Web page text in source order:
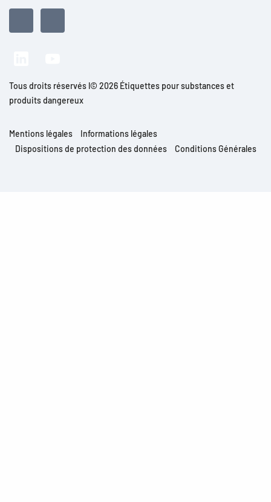
Tous droits réservés l© 2026 Étiquettes pour substances et
produits dangereux
Mentions légales
Informations légales
Dispositions de protection des données
Conditions Générales